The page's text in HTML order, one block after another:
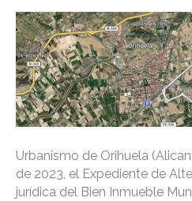
Urbanismo de Orihuela
de 2023, el Expediente de
jurídica del Bien Inmueble